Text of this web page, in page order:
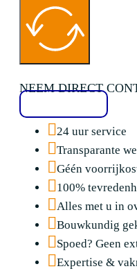
NEEM DIRECT
24 uur service
Transparante
Géén
100%
Alles met u in
Bouwkundig
Spoed? Geen
Expertise &